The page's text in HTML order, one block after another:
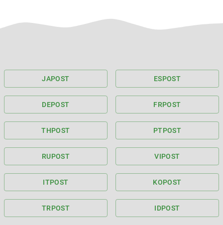
JAPOST ESPOST
DEPOST FRPOST
THPOST PTPOST
RUPOST VIPOST
ITPOST KOPOST
TRPOST IDPOST